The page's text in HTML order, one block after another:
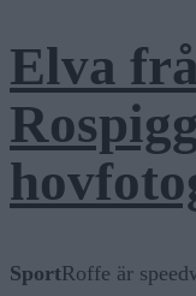
Elva
SportRoffe är